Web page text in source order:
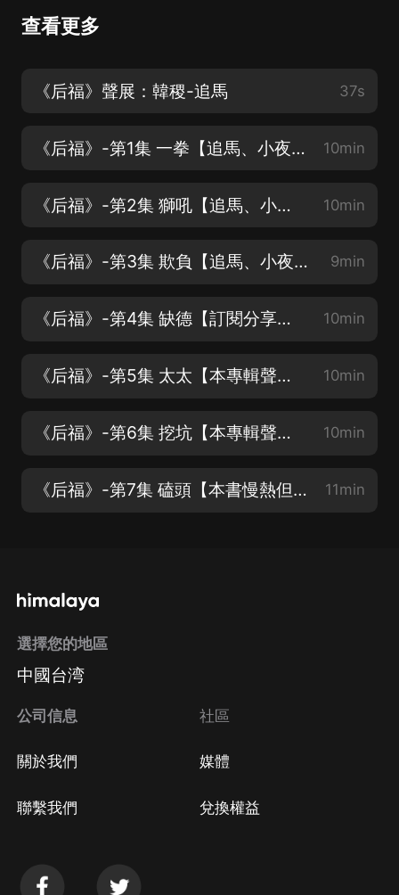
查看更多
《后福》聲展：韓稷-追馬 37s
《后福》-第1集 一拳【追馬、小夜光聯合播講，再續良陳美錦。歡迎訂閱評論~！】 10min
《后福》-第2集 獅吼【追馬、小夜光聯合播講，再續良陳美錦。歡迎訂閱評論~！】 10min
《后福》-第3集 欺負【追馬、小夜光聯合播講，再續良陳美錦。歡迎訂閱評論~！】 9min
《后福》-第4集 缺德【訂閱分享評論有獎哦~收聽滿三十分鐘可以參與抽獎】 10min
《后福》-第5集 太太【本專輯聲音下評論20條10字以上評論，可截圖發主播領取紅包】 10min
《后福》-第6集 挖坑【本專輯聲音下評論20條10字以上評論，可截圖發主播領取紅包】 10min
《后福》-第7集 磕頭【本書慢熱但是精彩，男主119集閃亮登場！】 11min
選擇您的地區
中國台湾
公司信息
關於我們
聯繫我們
社區
媒體
兌換權益